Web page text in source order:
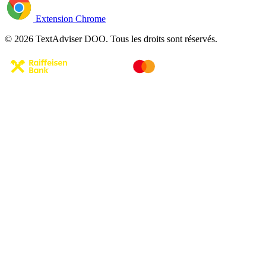
Extension Chrome
© 2026 TextAdviser DOO. Tous les droits sont réservés.